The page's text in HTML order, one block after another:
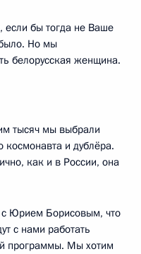
если бы тогда не Ваше
Но мы
белорусская женщина.
тысяч мы выбрали
космонавта и дублёра.
как и в России, она
с Юрием Борисовым, что
с нами работать
программы. Мы хотим